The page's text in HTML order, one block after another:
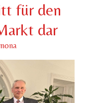
für den
dar